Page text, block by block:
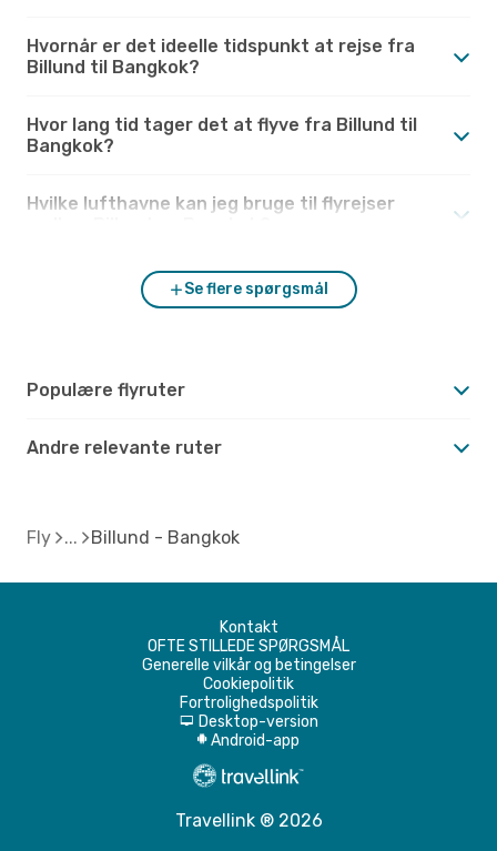
Hvornår er det ideelle tidspunkt at rejse fra
Billund til Bangkok?
Hvor lang tid tager det at flyve fra Billund til
Bangkok?
Hvilke lufthavne kan jeg bruge til flyrejser
Se flere spørgsmål
Populære flyruter
Andre relevante ruter
Fly Billund - Bangkok
Kontakt
OFTE STILLEDE SPØRGSMÅL
Generelle vilkår og betingelser
Cookiepolitik
Fortrolighedspolitik
d Desktop-version
A Android-app
Travellink ® 2026